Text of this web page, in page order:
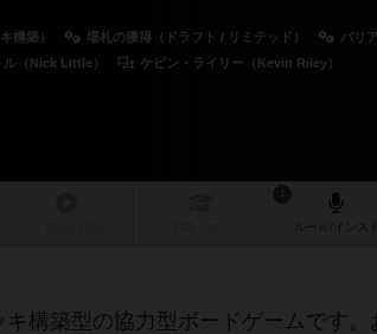
構築） 場札の獲得（ドラフト / リミテッド） バリ
ル（Nick Little） ケビン・ライリー（Kevin Riley）
構築型の協力型ボードゲームです。